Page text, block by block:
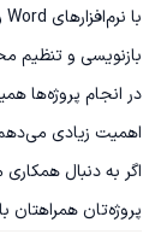
پروژه‌تان همراهتان باشم.